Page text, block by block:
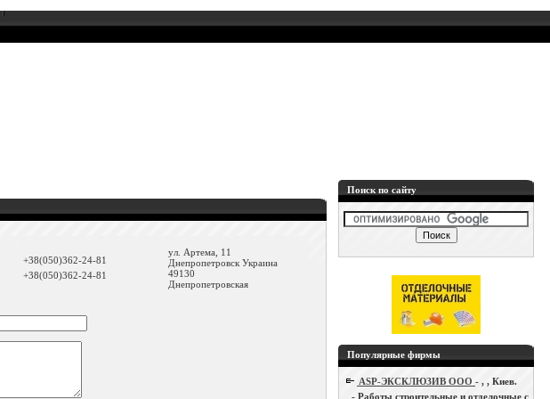
+38(050)362-24-81
+38(050)362-24-81
ул. Артема, 11
Днепропетровск Украина
49130
Днепропетровская
Поиск по сайту
Популярные фирмы
ASP-ЭКСКЛЮЗИВ ООО - , , Киев.
- Работы строительные и отделочные с